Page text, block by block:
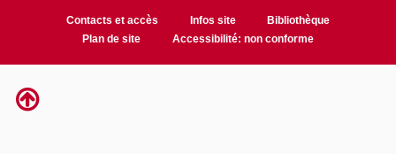
Contacts et accès Infos site
Bibliothèque
Plan de site
Accessibilité: non conforme